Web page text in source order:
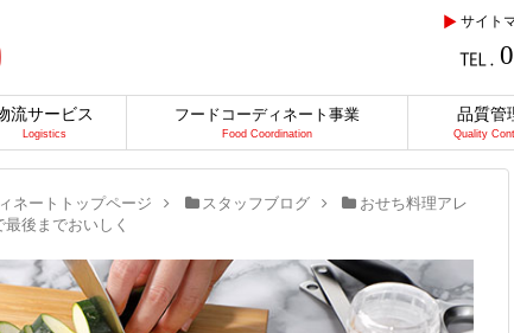
サイト
流サービス
Logistics
フードコーディネート事業
Food Coordination
品質管
Quality
ネートトップページ スタッフブログ
おせち料理アレ
後までおいしく